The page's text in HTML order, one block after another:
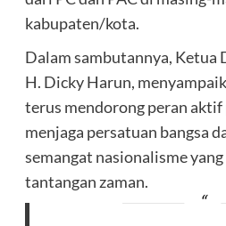
kabupaten/kota.
Dalam sambutannya, Ketua
H. Dicky Harun,
terus mendorong peran
menjaga persatuan bangsa
semangat nasionalisme
tantangan zaman.